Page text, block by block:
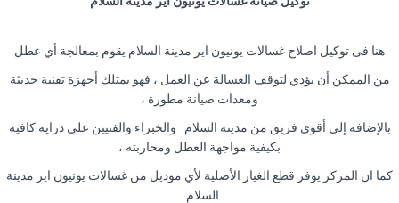
هنا فى توكيل اصلاح غسالات يونيون اير مدينة السلام يقوم بمعالجة أي عطل
من الممكن أن يؤدي لتوقف الغسالة عن العمل ، فهو يمتلك أجهزة تقنية حديثة
ومعدات صيانة مطورة ،
بالإضافة إلى أقوى فريق من مدينة السلام والخبراء والفنيين على دراية كافية
بكيفية مواجهة العطل ومحاربته ،
كما ان المركز يوفر قطع الغيار الأصلية لأي موديل من غسالات يونيون اير مدينة
السلام